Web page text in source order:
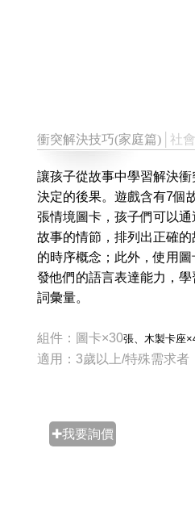
衝突解決技巧(家庭篇)│社
讓孩子從故事中學習解決
決定的後果。遊戲含有7個
張情境圖卡，孩子們可以
故事的情節，排列出正確
的時序概念；此外，使用
發他們的語言表達能力，
詞彙量。
組件：圖卡×30張、木製卡座
適用：3歲以上/特殊需求者
✚我要詢價